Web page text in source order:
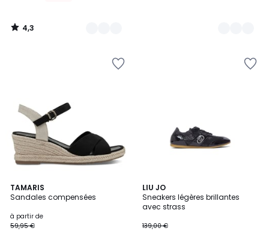
4,3
/
TAMARIS
Sandales compensées
à partir de
59,95 €
4,5
/ 5
2
Couleurs
LIU JO
Sneakers légères brillantes
avec strass
139,00 €
2
Couleurs